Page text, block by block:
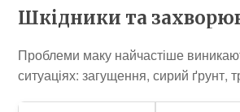
Шкідники та
Проблеми маку найчастіше
ситуаціях: загущення, сирий ґрунт,